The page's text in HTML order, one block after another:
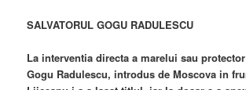
SALVATORUL GOGU RADULESCU
La interventia directa a marelui sau
Gogu Radulescu, introdus de Moscova in